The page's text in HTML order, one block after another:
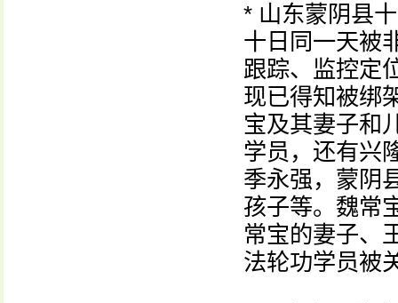
* 山东蒙阴县
十日同一天被
跟踪、监控定
现已得知被绑
宝及其妻子和
学员，还有兴
季永强，蒙阴
孩子等。魏常
常宝的妻子、
法轮功学员被